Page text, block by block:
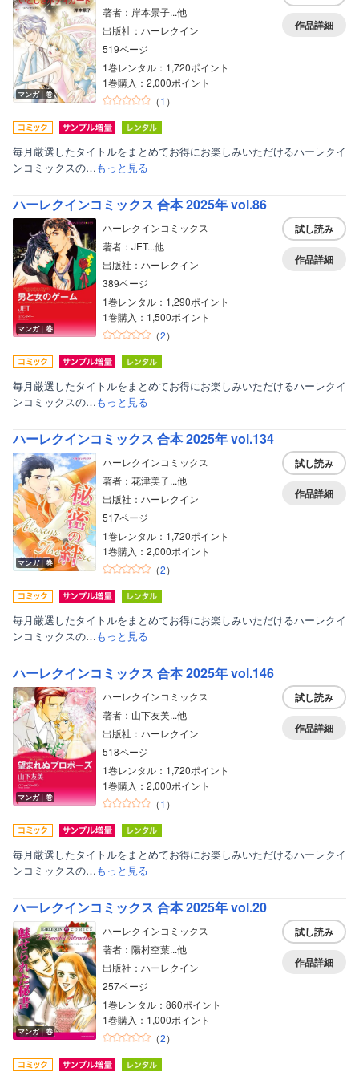
マンガ｜巻
著者：岸本景子...他
出版社：ハーレクイン
519ページ
1巻レンタル：1,720ポイント
1巻購入：2,000ポイント
（1 ）
作品詳細
毎月厳選したタイトルをまとめてお得にお楽しみいただけるハーレクイ
ンコミックスの…もっと見る
ハーレクインコミックス 合本 2025年 vol.86
マンガ｜巻
ハーレクインコミックス
著者：JET...他
出版社：ハーレクイン
389ページ
1巻レンタル：1,290ポイント
1巻購入：1,500ポイント
（2）
試し読み
作品詳細
毎月厳選したタイトルをまとめてお得にお楽しみいただけるハーレクイ
ンコミックスの…もっと見る
ハーレクインコミックス 合本 2025年 vol.134
マンガ｜巻
ハーレクインコミックス
著者：花津美子...他
出版社：ハーレクイン
517ページ
1巻レンタル：1,720ポイント
1巻購入：2,000ポイント
（2）
試し読み
作品詳細
毎月厳選したタイトルをまとめてお得にお楽しみいただけるハーレクイ
ンコミックスの…もっと見る
ハーレクインコミックス 合本 2025年 vol.146
マンガ｜巻
ハーレクインコミックス
著者：山下友美...他
出版社：ハーレクイン
518ページ
1巻レンタル：1,720ポイント
1巻購入：2,000ポイント
（1 ）
試し読み
作品詳細
毎月厳選したタイトルをまとめてお得にお楽しみいただけるハーレクイ
ンコミックスの…もっと見る
ハーレクインコミックス 合本 2025年 vol.20
マンガ｜巻
ハーレクインコミックス
著者：陽村空葉...他
出版社：ハーレクイン
257ページ
1巻レンタル：860ポイント
1巻購入：1,000ポイント
（2）
試し読み
作品詳細
ボーイズラブ
ティーンズラブ
美女・美少女
女性写真集